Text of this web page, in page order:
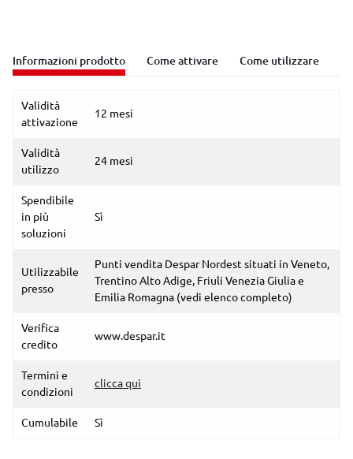
Informazioni prodotto Come attivare Come utilizzare
Validità
attivazione
12 mesi
Validità
utilizzo
24 mesi
Spendibile
in più
soluzioni
Sì
Utilizzabile
presso
Punti vendita Despar Nordest situati in Veneto,
Trentino Alto Adige, Friuli Venezia Giulia e
Emilia Romagna (vedi elenco completo)
Verifica
credito
www.despar.it
Termini e
condizioni
clicca qui
Cumulabile Sì